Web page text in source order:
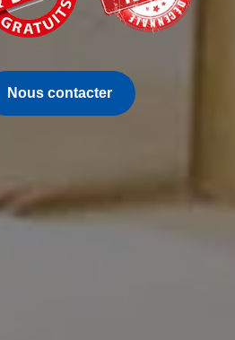
Nous contacter